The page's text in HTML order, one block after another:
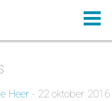
Heer - 22 oktober 2016